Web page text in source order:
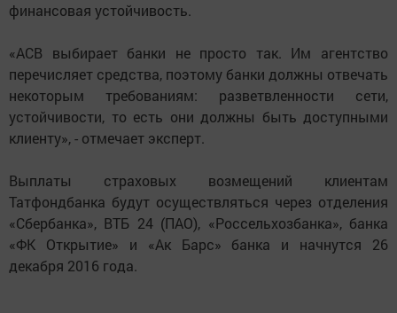
финансовая устойчивость.
«АСВ выбирает банки не просто так. Им агентство
перечисляет средства, поэтому банки должны отвечать
некоторым требованиям: разветвленности сети,
устойчивости, то есть они должны быть доступными
клиенту», - отмечает эксперт.
Выплаты страховых возмещений клиентам
Татфондбанка будут осуществляться через отделения
«Сбербанка», ВТБ 24 (ПАО), «Россельхозбанка», банка
«ФК Открытие» и «Ак Барс» банка и начнутся 26
декабря 2016 года.